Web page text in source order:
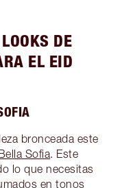
DE
EL EID
bronceada este
Sofia. Este
lo que necesitas
en tonos